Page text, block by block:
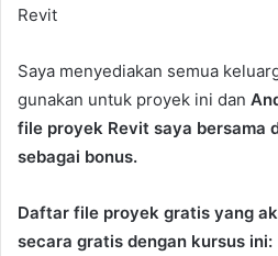
Revit
Saya menyediakan semua
gunakan untuk proyek ini dan
file proyek Revit saya bersama
sebagai bonus.
Daftar file proyek gratis yang
secara gratis dengan kursus ini: